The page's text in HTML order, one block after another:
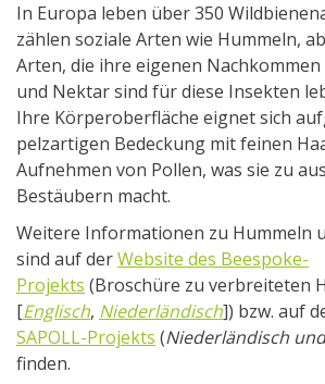
In Europa leben über 350
zählen soziale Arten wie Hummeln,
Arten, die ihre eigenen
und Nektar sind für diese Insekten
Ihre Körperoberfläche eignet sich
pelzartigen Bedeckung mit feinen
Aufnehmen von Pollen, was sie zu
Bestäubern macht.
Weitere Informationen zu Hummeln
sind auf derWebsite des Beespoke-
Projekts (Broschüre zu verbreiteten
[Englisch, Niederländisch]) bzw. auf
SAPOLL-Projekts (Niederländisch
finden.